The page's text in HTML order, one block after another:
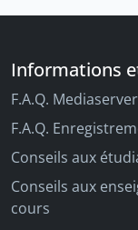
Informations
F.A.Q. Mediaserver
F.A.Q.
Conseils aux
Conseils aux
cours